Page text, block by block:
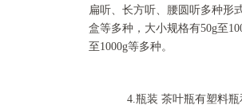
扁听、长方听、腰圆听多种
盒等多种，大小规格有50g至
至1000g等多种。
4.瓶装 茶叶瓶有塑料瓶